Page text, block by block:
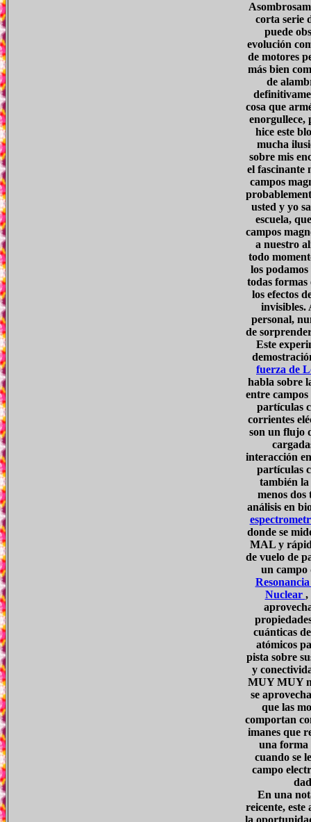
corta serie
puede
evolución
de motores
más bien
de
cosa que
enorgullece,
hice este
mucha
sobre mis
el fascinante
campos
usted y yo
escuela,
campos
a nuestro
todo
los
todas formas
los efectos
invisibles.
personal,
de
Este
fuerza de
habla sobre
entre
partículas
corrientes
son un flujo
interacción
partículas
también la
menos dos
análisis en
donde se
MAL y
de vuelo de
un campo
Nuclear ,
cuánticas
atómicos
pista sobre
y
MUY MUY
se
que las
comportan
imanes que
una
cuando se
campo
En una
reicente, este
la